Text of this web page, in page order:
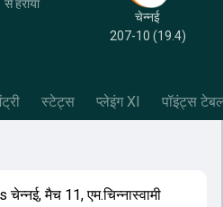
से हराया
चेन्नई
207-10 (19.4)
स्टेट्स प्लेइंग XI पॉइंट्स
चेन्नई,मैच 11,एम.चिन्नास्वामी